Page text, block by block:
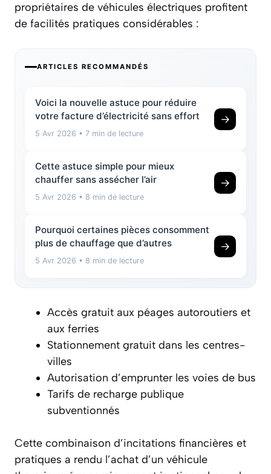
propriétaires de véhicules électriques profitent
de facilités pratiques considérables :
ARTICLES RECOMMANDÉS
Voici la nouvelle astuce pour réduire
votre facture d’électricité sans effort
5 Avr 2026 • 7 min de lecture
→
Cette astuce simple pour mieux
chauffer sans assécher l’air
5 Avr 2026 • 8 min de lecture
→
Pourquoi certaines pièces consomment
plus de chauffage que d’autres
5 Avr 2026 • 8 min de lecture
→
Accès gratuit aux péages autoroutiers et
aux ferries
Stationnement gratuit dans les centres-
villes
Autorisation d’emprunter les voies de bus
Tarifs de recharge publique
subventionnés
Cette combinaison d’incitations financières et
pratiques a rendu l’achat d’un véhicule